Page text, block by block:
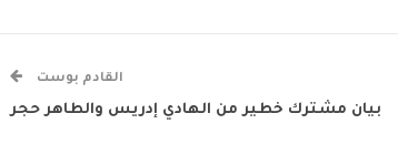
القادم بوست
بيان مشترك خطير من الهادي إدريس والطاهر حجر